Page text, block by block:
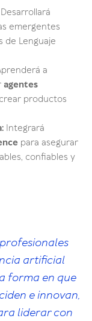
Desarrollará
emergentes
de Lenguaje
a
agentes
productos
Integrará
para asegurar
confiables y
artificial
forma en que
e innovan,
liderar con